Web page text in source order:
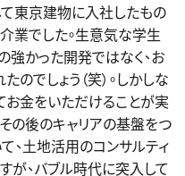
東京建物に入社したもの
業でした。生意気な学生
強かった開発ではなく、お
でしょう（笑）。しかしな
お金をいただけることが実
の後のキャリアの基盤をつ
、土地活用のコンサルティ
が、バブル時代に突入して